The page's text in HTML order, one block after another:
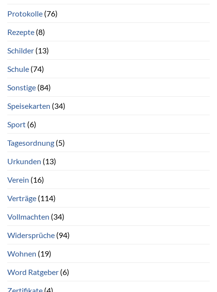
Protokolle (76)
Rezepte (8)
Schilder (13)
Schule (74)
Sonstige (84)
Speisekarten (34)
Sport (6)
Tagesordnung (5)
Urkunden (13)
Verein (16)
Verträge (114)
Vollmachten (34)
Widersprüche (94)
Wohnen (19)
Word Ratgeber (6)